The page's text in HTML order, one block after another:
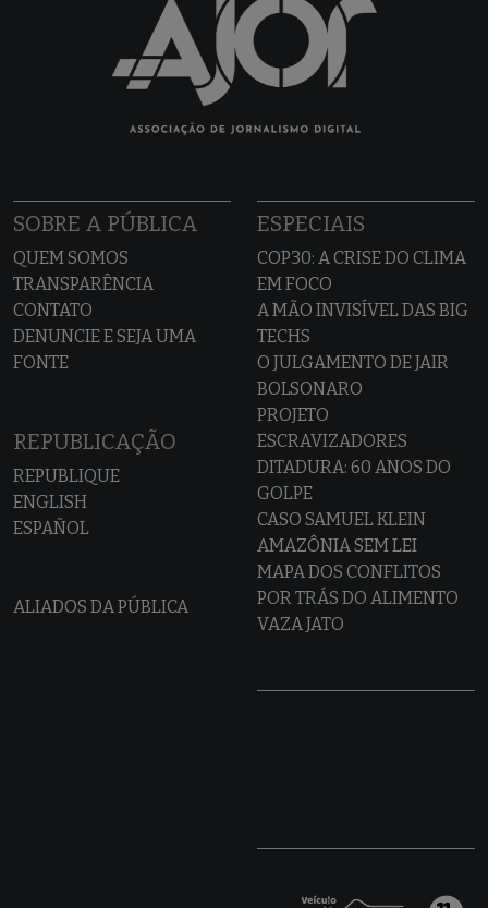
SOBRE A PÚBLICA
QUEM SOMOS
TRANSPARÊNCIA
CONTATO
DENUNCIE E SEJA UMA
FONTE
REPUBLICAÇÃO
REPUBLIQUE
ENGLISH
ESPAÑOL
ALIADOS DA PÚBLICA
ESPECIAIS
COP30: A CRISE DO CLIMA
EM FOCO
A MÃO INVISÍVEL DAS BIG
TECHS
O JULGAMENTO DE JAIR
BOLSONARO
PROJETO
ESCRAVIZADORES
DITADURA: 60 ANOS DO
GOLPE
CASO SAMUEL KLEIN
AMAZÔNIA SEM LEI
MAPA DOS CONFLITOS
POR TRÁS DO ALIMENTO
VAZA JATO